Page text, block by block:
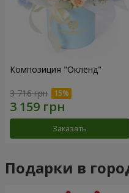
Композиция "Окленд"
3 716 грн
Заказать
Подарки в